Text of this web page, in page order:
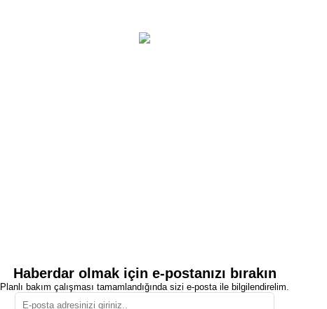
Haberdar olmak için e-postanızı bırakın
Planlı bakım çalışması tamamlandığında sizi e-posta ile bilgilendirelim.